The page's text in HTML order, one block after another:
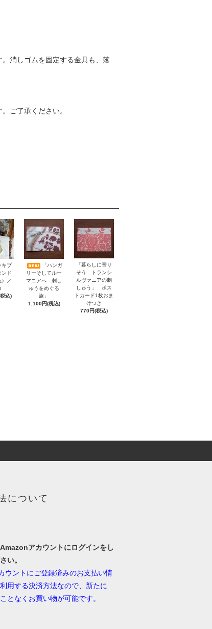
消しゴムを固定する金具も、落
ご了承ください。
キプ
ンド
）／
込)
「ハンガ
リーそしてルー
マニアへ 刺し
ゅうをめぐる
旅」
1,100円(税込)
「暮らしに寄り
そう トランシ
ルヴァニアの刺
しゅう」 ポス
トカード1枚おま
けつき
770円(税込)
について
アカウントにログインをし
い。
ウントにご登録済みのお支払い情
用する決済方法なので、新たに
となくお買い物が可能です。